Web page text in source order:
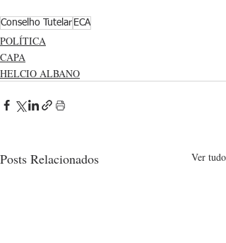
Conselho Tutelar ECA
POLÍTICA
CAPA
HELCIO ALBANO
Posts Relacionados Ver tudo